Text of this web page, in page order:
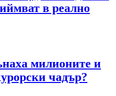
в реално
милионите и
чадър?